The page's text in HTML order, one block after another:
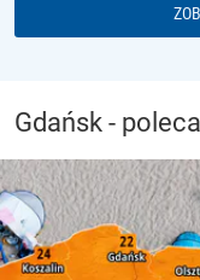
Gdańsk -